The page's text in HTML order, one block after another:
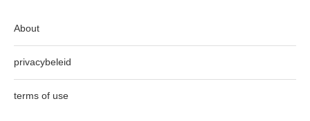
About
privacybeleid
terms of use